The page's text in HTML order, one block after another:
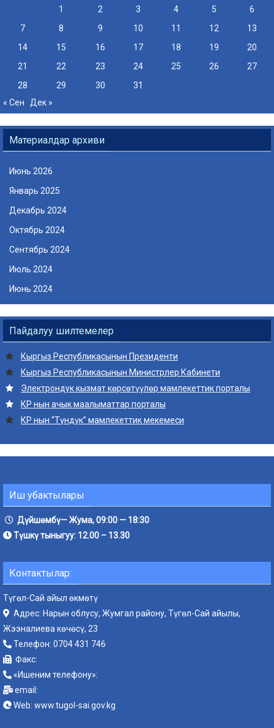
1 2 3 4 5
6
7
8 9 10 11 12
13
14
15 16 17 18 19
20
21
22 23 24 25 26
27
28
29 30
31
« Сен
Дек »
Материалдар архиви
Июнь 2026
Январь 2025
Декабрь 2024
Октябрь 2024
Сентябрь 2024
Июль 2024
Июнь 2024
Пайдалуу шилтемелер
Кыргыз Республикасынын Президенти
Кыргыз Республикасынын Министрлер Кабинети
Электрондук кызмат көрсөтүүлөр мамлекеттик порталы
КР нын ачык маалыматтар порталы
КР нын “Түндүк” мамлекеттик мекемеси
Иш убактылары
Дүйшөмбү— Жума, 09:00 — 18:30
Түшкү тыныгуу: 12.00 – 13.30
Контактылар:
Түгөл-Сай айыл өкмөтү
Адрес: Нарын облусу, Жумгал району, Түгөл-Сай айылы,
Жээналиева көчөсү, 23
Телефон: 0704 431 746
Факс:
«Ишеним телефону»:
email:
Web: www.tugol-sai.gov.kg